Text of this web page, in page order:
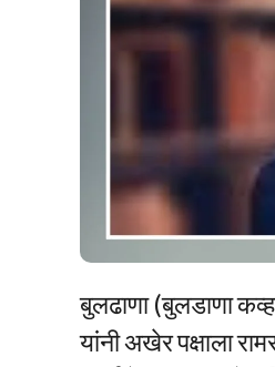
बुलढाणा (बुलडाणा
यांनी अखेर पक्षाला